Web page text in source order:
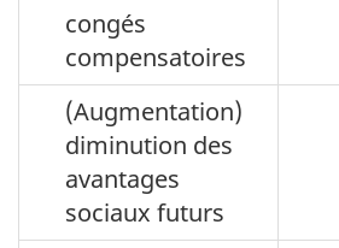
congés
compensatoires
(Augmentation)
diminution des
avantages
sociaux futurs